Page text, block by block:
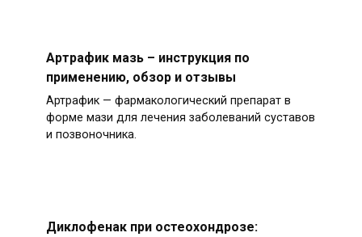
Артрафик мазь – инструкция по
применению, обзор и отзывы
Артрафик — фармакологический препарат в
форме мази для лечения заболеваний суставов
и позвоночника.
Диклофенак при остеохондрозе: